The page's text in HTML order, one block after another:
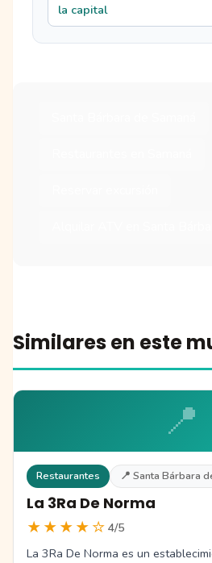
la capital
Similares en este
📍
Restaurantes 📍 Santa Bárbara
La 3Ra De Norma
★★★★☆ 4/5
La 3Ra De Norma es un